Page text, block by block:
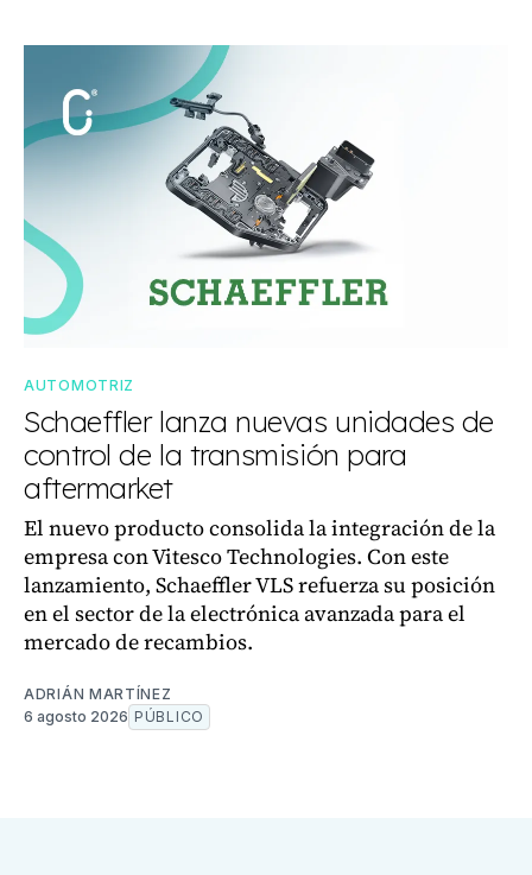
AUTOMOTRIZ
Schaeffler lanza nuevas unidades de
control de la transmisión para
aftermarket
El nuevo producto consolida la integración de la
empresa con Vitesco Technologies. Con este
lanzamiento, Schaeffler VLS refuerza su posición
en el sector de la electrónica avanzada para el
mercado de recambios.
ADRIÁN MARTÍNEZ
6 agosto 2026 PÚBLICO